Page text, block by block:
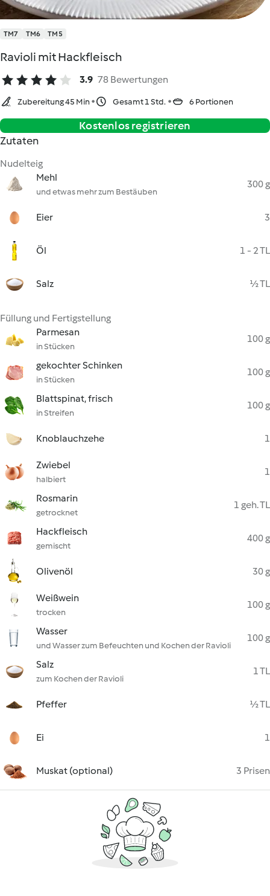
TM7 TM6 TM5
Ravioli mit Hackfleisch
3.9 78 Bewertungen
Zubereitung 45 Min Gesamt 1 Std. 6 Portionen
Kostenlos registrieren
Zutaten
Nudelteig
Mehl
und etwas mehr zum Bestäuben
300 g
Eier 3
Öl 1 - 2 TL
Salz ½ TL
Füllung und Fertigstellung
Parmesan
in Stücken
100 g
gekochter Schinken
in Stücken
100 g
Blattspinat, frisch
in Streifen
100 g
Knoblauchzehe 1
Zwiebel
halbiert
1
Rosmarin
getrocknet
1 geh. TL
Hackfleisch
gemischt
400 g
Olivenöl 30 g
Weißwein
trocken
100 g
Wasser
und Wasser zum Befeuchten und Kochen der Ravioli
100 g
Salz
zum Kochen der Ravioli
1 TL
Pfeffer ½ TL
Ei 1
Muskat (optional) 3 Prisen